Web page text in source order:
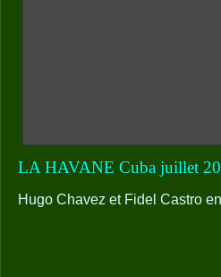
LA HAVANE Cuba juillet
Hugo Chavez et Fidel Castro